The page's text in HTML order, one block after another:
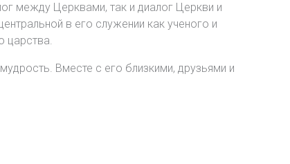
между Церквами, так и диалог Церкви и
в его служении как ученого и
царства.
Вместе с его близкими, друзьями и